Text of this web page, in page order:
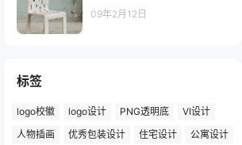
09年2月12日
标签
logo校徽 logo设计 PNG透明底
VI设计
人物插画
优秀包装设计 住宅设计
公寓设计